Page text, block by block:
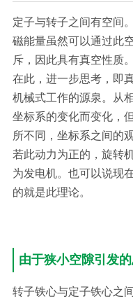
定子与转子之间有空间
磁能量虽然可以通过此
斥，因此具有真空性质。
在此，进一步思考，即
机械式工作的源泉。从
坐标系的变化而变化，
所不同，坐标系之间的
若此动力为正的，旋转
为发电机。也可以说现
的就是此理论。
由于狭小空隙引发
转子铁心与定子铁心之